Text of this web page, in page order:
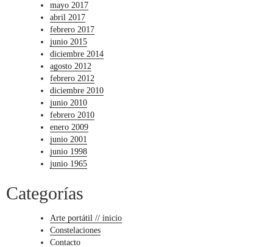
mayo 2017
abril 2017
febrero 2017
junio 2015
diciembre 2014
agosto 2012
febrero 2012
diciembre 2010
junio 2010
febrero 2010
enero 2009
junio 2001
junio 1998
junio 1965
Categorías
Arte portátil // inicio
Constelaciones
Contacto